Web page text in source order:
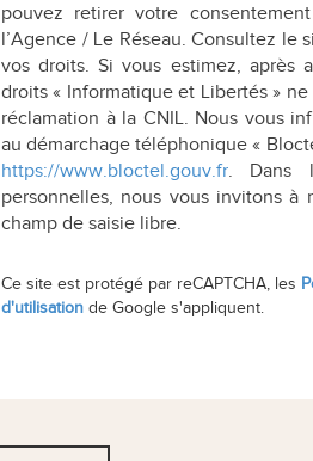
pouvez retirer votre
l’Agence / Le Réseau. Consultez le
vos droits. Si vous estimez, après
droits « Informatique et Libertés »
réclamation à la CNIL. Nous vous
au démarchage téléphonique «
https://www.bloctel.gouv.fr . Dans
personnelles, nous vous invitons à
champ de saisie libre.
Ce site est protégé par reCAPTCHA, les
d'utilisation de Google s'appliquent.